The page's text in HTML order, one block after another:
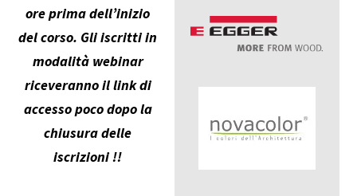
ore prima dell’inizio
del corso. Gli iscritti in
modalità webinar
riceveranno il link di
accesso poco dopo la
chiusura delle
iscrizioni !!